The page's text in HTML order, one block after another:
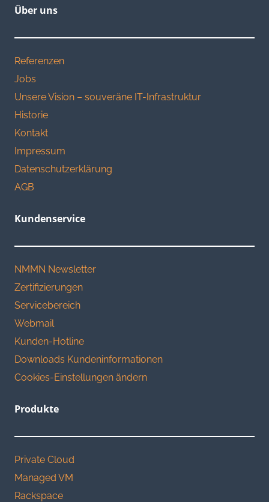
Über uns
Referenzen
Jobs
Unsere Vision – souveräne IT-Infrastruktur
Historie
Kontakt
Impressum
Datenschutzerklärung
AGB
Kundenservice
NMMN Newsletter
Zertifizierungen
Servicebereich
Webmail
Kunden-Hotline
Downloads Kundeninformationen
Cookies-Einstellungen ändern
Produkte
Private Cloud
Managed VM
Rackspace